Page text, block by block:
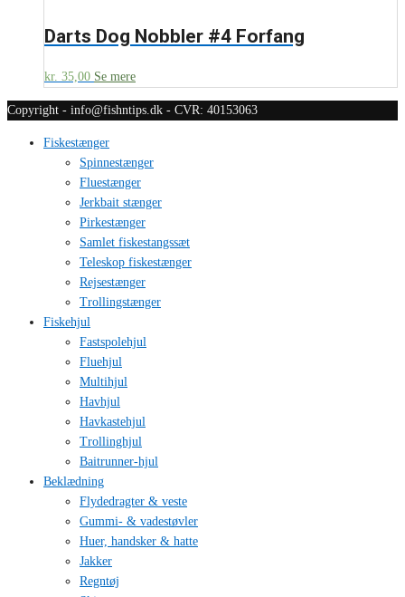
Darts Dog Nobbler #4 Forfang
kr. 35,00 Se mere
Copyright - info@fishntips.dk - CVR: 40153063
Fiskestænger
Spinnestænger
Fluestænger
Jerkbait stænger
Pirkestænger
Samlet fiskestangssæt
Teleskop fiskestænger
Rejsestænger
Trollingstænger
Fiskehjul
Fastspolehjul
Fluehjul
Multihjul
Havhjul
Havkastehjul
Trollinghjul
Baitrunner-hjul
Beklædning
Flydedragter & veste
Gummi- & vadestøvler
Huer, handsker & hatte
Jakker
Regntøj